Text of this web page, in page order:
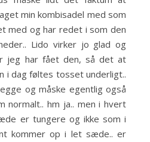
min kombisadel med som
med og har redet i som den
Lido virker jo glad og
jeg har fået den, så det at
i dag føltes tosset underligt..
og måske egentlig også
normalt.. hm ja.. men i hvert
er tungere og ikke som i
kommer op i let sæde.. er